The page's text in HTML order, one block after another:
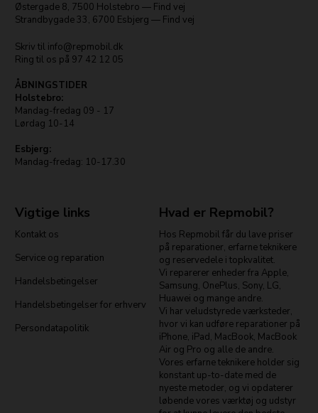
Østergade 8, 7500 Holstebro — Find vej
Strandbygade 33, 6700 Esbjerg — Find vej
Skriv til info@repmobil.dk
Ring til os på 97 42 12 05
ÅBNINGSTIDER
Holstebro:
Mandag-fredag 09 - 17
Lørdag 10-14
Esbjerg:
Mandag-fredag: 10-17.30
Vigtige links
Kontakt os
Service og reparation
Handelsbetingelser
Handelsbetingelser for erhverv
Persondatapolitik
Hvad er Repmobil?
Hos Repmobil får du lave priser
på reparationer, erfarne teknikere
og reservedele i topkvalitet.
Vi reparerer enheder fra Apple,
Samsung, OnePlus, Sony, LG,
Huawei og mange andre.
Vi har veludstyrede værksteder,
hvor vi kan udføre reparationer på
iPhone, iPad, MacBook, MacBook
Air og Pro og alle de andre.
Vores erfarne teknikere holder sig
konstant up-to-date med de
nyeste metoder, og vi opdaterer
løbende vores værktøj og udstyr